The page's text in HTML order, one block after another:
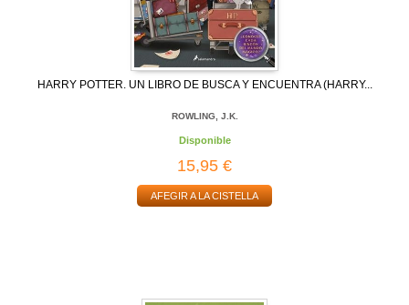
HARRY POTTER. UN LIBRO DE BUSCA Y ENCUENTRA (HARRY...
ROWLING, J.K.
Disponible
15,95 €
AFEGIR A LA CISTELLA